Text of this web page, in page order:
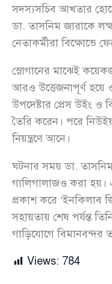
সদস্যসচিব আখতার
ডা. তাসনিম জারাকে
নেতাকর্মীরা বিক্ষোভে
স্লোগানের মাঝেই
আরও উত্তেজনাপূর্ণ হয়ে
উপদেষ্টার প্রেস উইং ও
তৈরি করেন। পরে
নিয়ন্ত্রণে আনে।
ঘটনার সময় ডা.
গালিগালাজও করা হয়।
প্রকাশ করে ‘ইনকিলাব
সহায়তায় শেষ পর্যন্ত
গাড়িযোগে বিমানবন্দর
Views: 784